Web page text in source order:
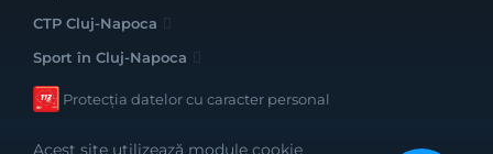
CTP Cluj-Napoca
Sport în Cluj-Napoca
Protecția datelor cu caracter personal
Acest site utilizează module cookie